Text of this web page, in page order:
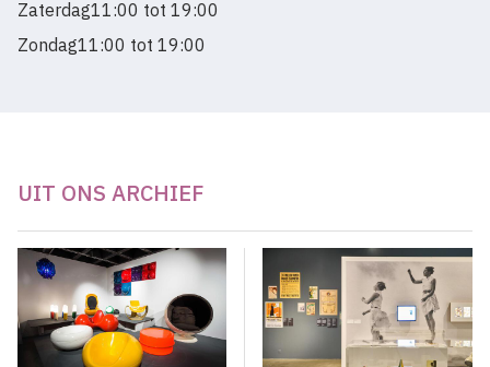
Zaterdag11:00 tot 19:00
Zondag11:00 tot 19:00
UIT ONS ARCHIEF